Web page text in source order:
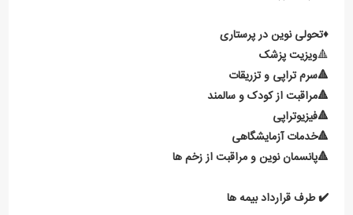
♦️تحولی نوین در پرستاری
🔺ویزیت پزشک
🔺سرم تراپی و تزریقات
🔺مراقبت از کودک و سالمند
🔺فیزیوتراپی
🔺خدمات آزمایشگاهی
🔺پانسمان نوین و مراقبت از زخم ها
✔️ طرف قرارداد بیمه ها